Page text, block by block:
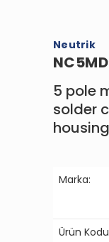
Neutrik
5 pole
solder
Marka:
Ürün